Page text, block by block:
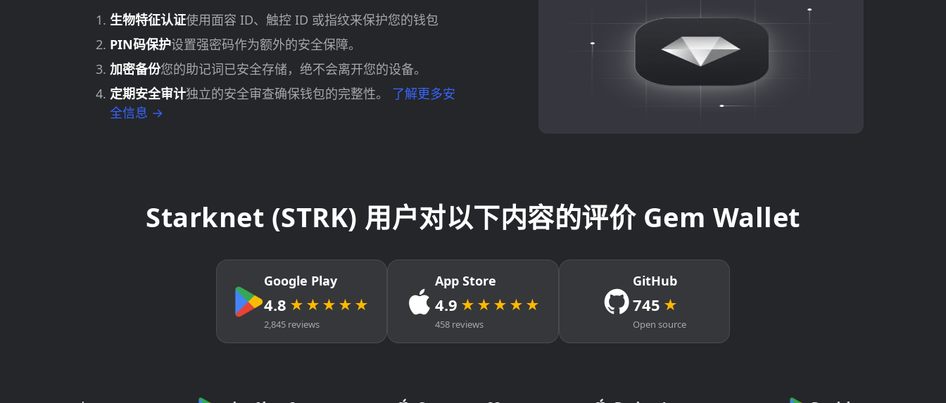
生物特征认证使用面容 ID、触控 ID 或指纹来保护您的钱包
PIN码保护设置强密码作为额外的安全保障。
加密备份您的助记词已安全存储，绝不会离开您的设备。
定期安全审计独立的安全审查确保钱包的完整性。 了解更多安
全信息 →
Starknet (STRK) 用户对以下内容的评价 Gem Wallet
Google Play
4.8 ★★★★★
2,845 reviews
App Store
4.9 ★★★★★
458 reviews
GitHub
745 ★
Open source